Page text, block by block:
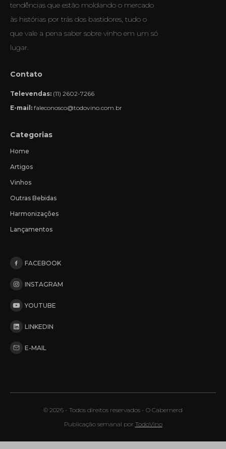
tendências que estão moldando o mercado
às histórias por trás dos bastidores, tudo o
que vale a pena saber sobre vinho em um só
lugar.
Contato
Televendas: (11) 2602-7266
E-mail: faleconosco@todovino.com.br
Categorias
Home
Artigos
Vinhos
Outras Bebidas
Harmonizações
Lançamentos
FACEBOOK
INSTAGRAM
YOUTUBE
LINKEDIN
E-MAIL
© 2026 - Todos direitos reservados - O Cabernerd
Publicação semanal por TodoVino